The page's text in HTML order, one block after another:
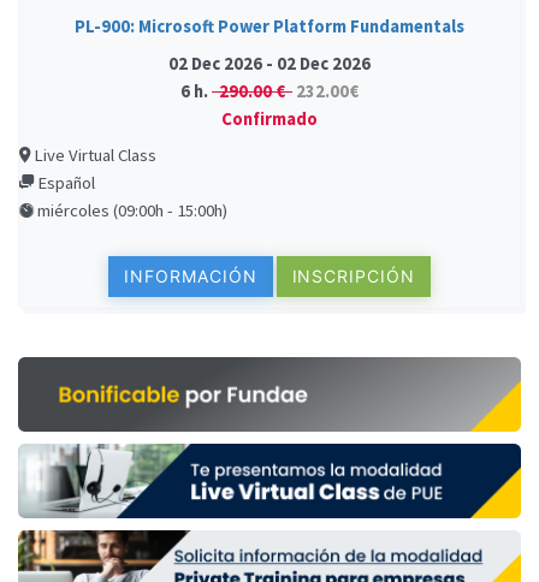
PL-900: Microsoft Power Platform Fundamentals
02 Dec 2026 - 02 Dec 2026
6 h.290.00 € 232.00€
Confirmado
Live Virtual Class
Español
miércoles (09:00h - 15:00h)
INFORMACIÓN INSCRIPCIÓN